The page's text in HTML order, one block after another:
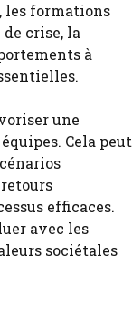
les formations
crise, la
à
une
Cela peut
efficaces.
avec les
sociétales